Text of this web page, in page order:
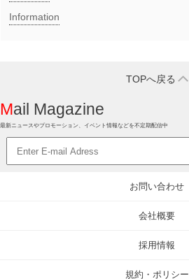
Information
TOPへ戻る
Mail Magazine
最新ニュースやプロモーション、イベント情報などを不定期配信中
お問い合わせ
会社概要
採用情報
規約・ポリシー